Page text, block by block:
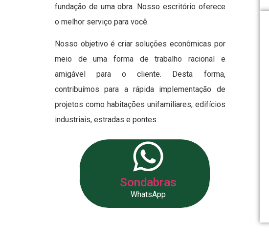
fundação de uma obra. Nosso escritório oferece
o melhor serviço para você.
Nosso objetivo é criar soluções econômicas por
meio de uma forma de trabalho racional e
amigável para o cliente. Desta forma,
contribuímos para a rápida implementação de
projetos como habitações unifamiliares, edifícios
industriais, estradas e pontes.
Sondabras
WhatsApp